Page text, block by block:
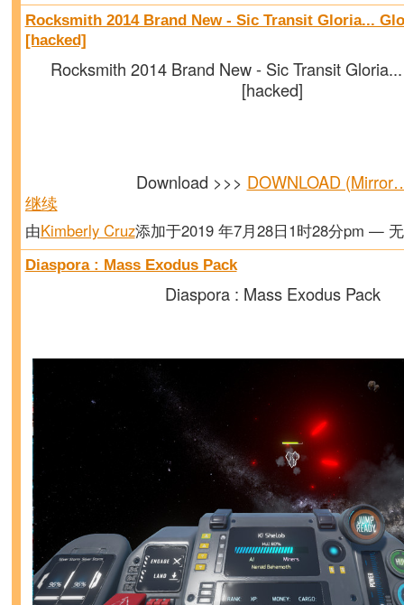
Rocksmith 2014 Brand New - Sic Transit Gloria...
[hacked]
Rocksmith 2014 Brand New - Sic Transit
[hacked]
Download >>> DOWNLOAD
继续
由Kimberly Cruz添加于2019 年7月28日1时28分pm —
Diaspora : Mass Exodus Pack
Diaspora : Mass Exodus Pack